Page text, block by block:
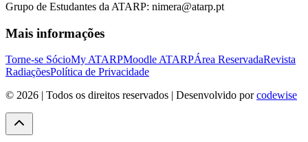
Grupo de Estudantes da ATARP: nimera@atarp.pt
Mais informações
Torne-se SócioMy ATARPMoodle ATARPÁrea ReservadaRevista
RadiaçõesPolítica de Privacidade
© 2026 | Todos os direitos reservados | Desenvolvido porcodewise